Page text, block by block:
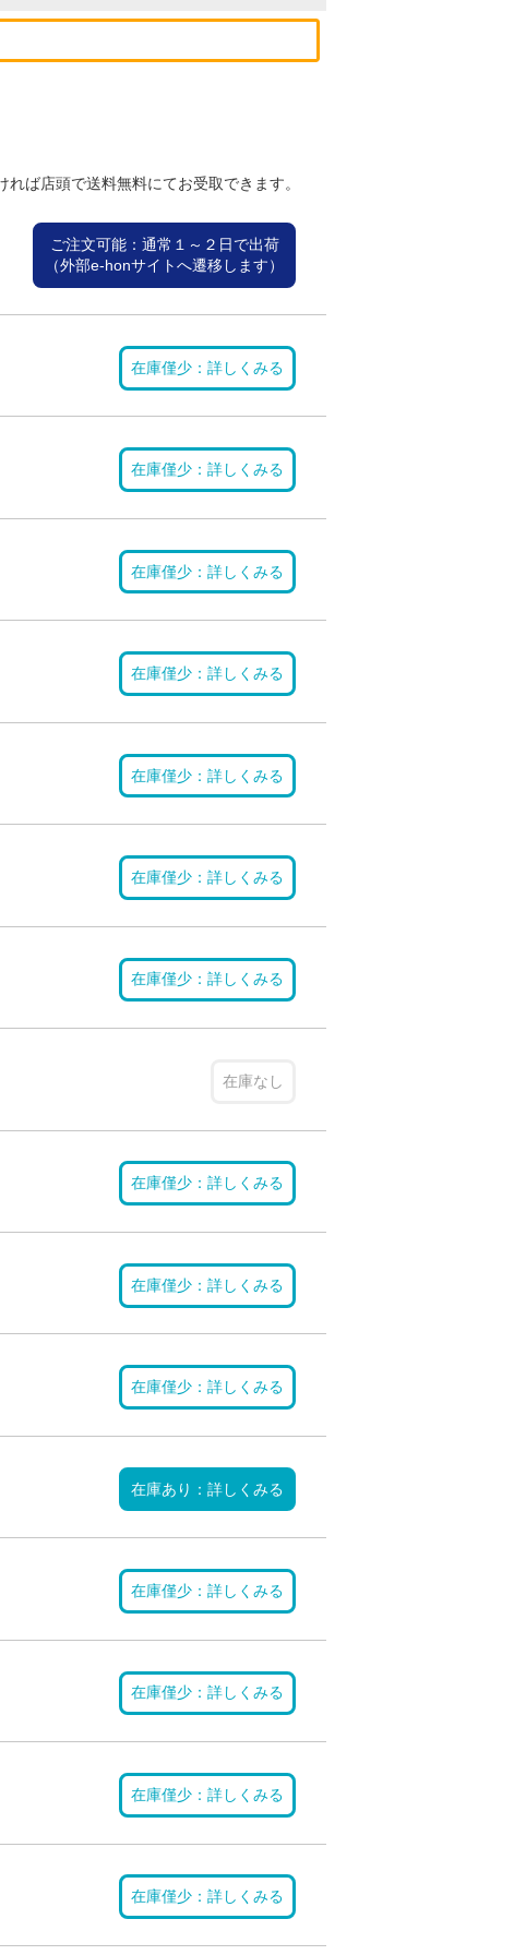
ば店頭で送料無料にてお受取できます。
ご注文可能：通常１～２日で出荷
（外部e-honサイトへ遷移します）
在庫僅少：詳しくみる
在庫僅少：詳しくみる
在庫僅少：詳しくみる
在庫僅少：詳しくみる
在庫僅少：詳しくみる
在庫僅少：詳しくみる
在庫僅少：詳しくみる
在庫なし
在庫僅少：詳しくみる
在庫僅少：詳しくみる
在庫僅少：詳しくみる
在庫あり：詳しくみる
在庫僅少：詳しくみる
在庫僅少：詳しくみる
在庫僅少：詳しくみる
在庫僅少：詳しくみる